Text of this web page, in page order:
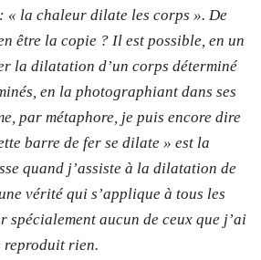
« la chaleur dilate les corps ». De
être la copie ? Il est possible, en un
la dilatation d’un corps déterminé
en la photographiant dans ses
par métaphore, je puis encore dire
barre de fer se dilate » est la
quand j’assiste à la dilatation de
vérité qui s’applique à tous les
spécialement aucun de ceux que j’ai
reproduit rien.